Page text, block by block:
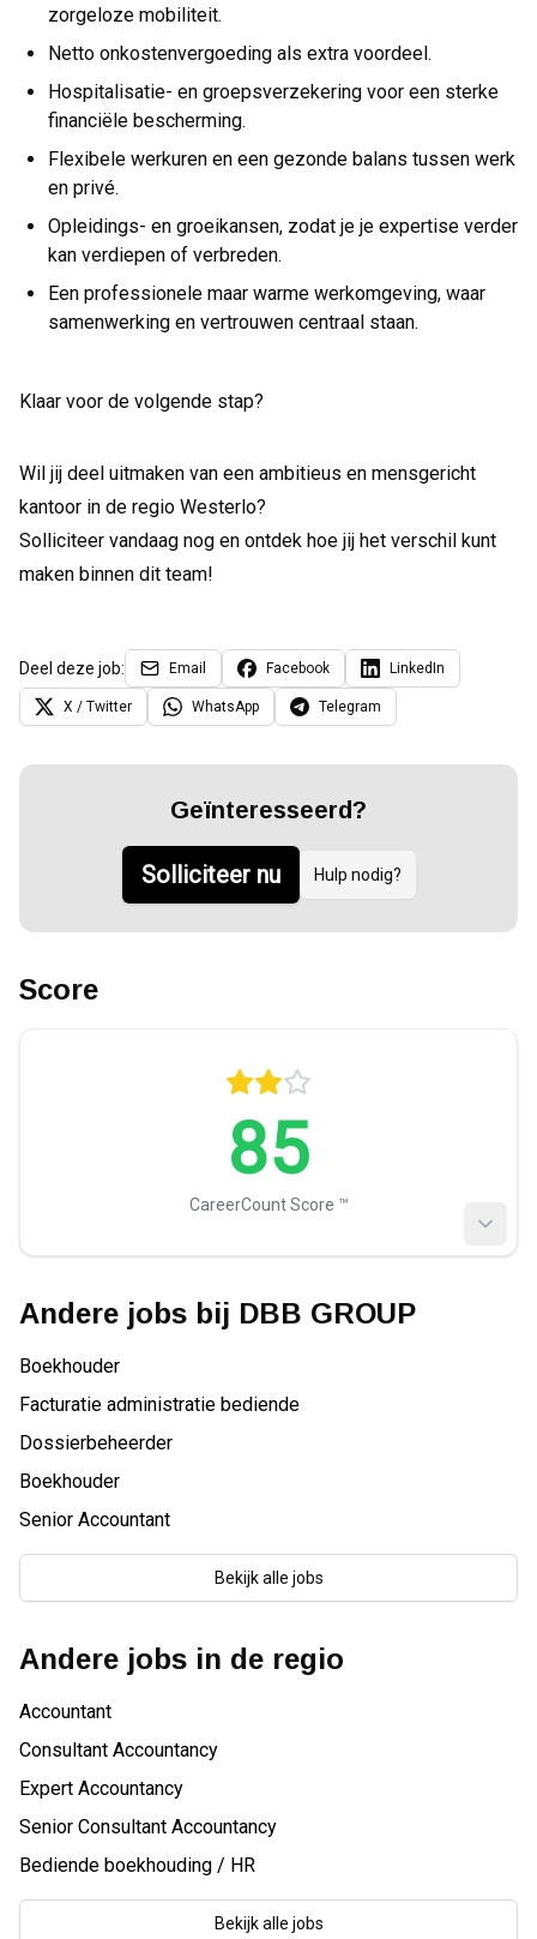
zorgeloze mobiliteit.
Netto onkostenvergoeding als extra voordeel.
Hospitalisatie- en groepsverzekering voor een sterke
financiële bescherming.
Flexibele werkuren en een gezonde balans tussen werk
en privé.
Opleidings- en groeikansen, zodat je je expertise verder
kan verdiepen of verbreden.
Een professionele maar warme werkomgeving, waar
samenwerking en vertrouwen centraal staan.
Klaar voor de volgende stap?
Wil jij deel uitmaken van een ambitieus en mensgericht
kantoor in de regio Westerlo?
Solliciteer vandaag nog en ontdek hoe jij het verschil kunt
maken binnen dit team!
Deel deze job: Email Facebook LinkedIn
X / Twitter WhatsApp Telegram
Geïnteresseerd?
Solliciteer nu Hulp nodig?
Score
85
CareerCount Score ™️
Andere jobs bij DBB GROUP
Boekhouder
Facturatie administratie bediende
Dossierbeheerder
Boekhouder
Senior Accountant
Bekijk alle jobs
Andere jobs in de regio
Accountant
Consultant Accountancy
Expert Accountancy
Senior Consultant Accountancy
Bediende boekhouding / HR
Bekijk alle jobs